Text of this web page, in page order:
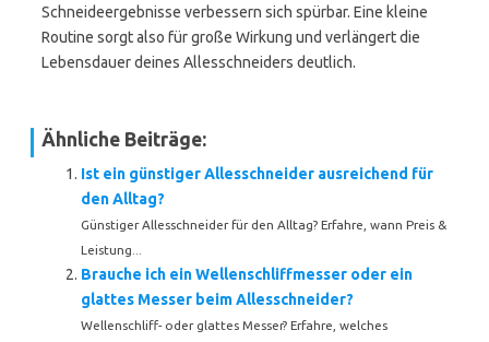
Schneideergebnisse verbessern sich spürbar. Eine kleine
Routine sorgt also für große Wirkung und verlängert die
Lebensdauer deines Allesschneiders deutlich.
Ähnliche Beiträge:
Ist ein günstiger Allesschneider ausreichend für
den Alltag?
Günstiger Allesschneider für den Alltag? Erfahre, wann Preis &
Leistung...
Brauche ich ein Wellenschliffmesser oder ein
glattes Messer beim Allesschneider?
Wellenschliff- oder glattes Messer? Erfahre, welches